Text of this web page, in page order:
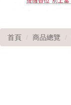
首頁 商品總覽